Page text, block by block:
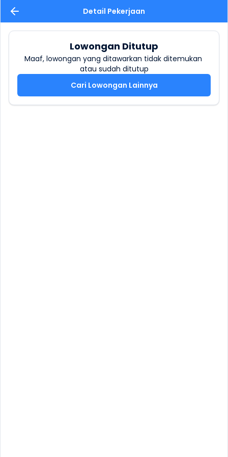
Detail Pekerjaan
Lowongan Ditutup
Maaf, lowongan yang ditawarkan tidak ditemukan
atau sudah ditutup
Cari Lowongan Lainnya